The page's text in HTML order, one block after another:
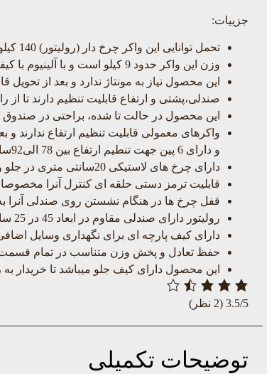
جزییات:
تحمل توانایی این واکر چرخ دار (رولیتور) 140 کیلوگرم میباشد.
وزن این واکر حدود 9 کیلو است و با آلینیوم با کیفیت و با دوام ساخته شده است.
این محصول نیاز به مونتاژ ندارد و بعد از تحویل
صندلی،پشتی و ارتفاع قابلیت تنظیم دارند تا
این محصول در حالت تا شده، براحتی در
واکرهای معمولی قابلیت تنظیم ارتفاع
و دارای 6 پین جهت تنطیم ارتفاع بین 78 الی92سانتی متر میباشد.
دارای چرخ های لاستیکی 20سانتی متری در جلو و 17 سانتی متری در عقب هست.
قابلیت ترمز دستی حلقه ای کنترل آنرا
قفل چرخ ها در هنگام نشستن روی صندلی آنرا
رولیتور دارای صندلی مقاوم در ابعاد 45 در 25 سانتی متر.
دارای کیف پارچه ای برای نگهداری وسایل
حفظ تعادل و پخش وزن متناسب در تمام
این محصول دارای کیف جلو میباشد تا خریدار به
3.5/5 (2 نظر)
توضیحات تکمیلی